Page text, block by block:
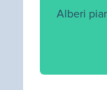
Alberi